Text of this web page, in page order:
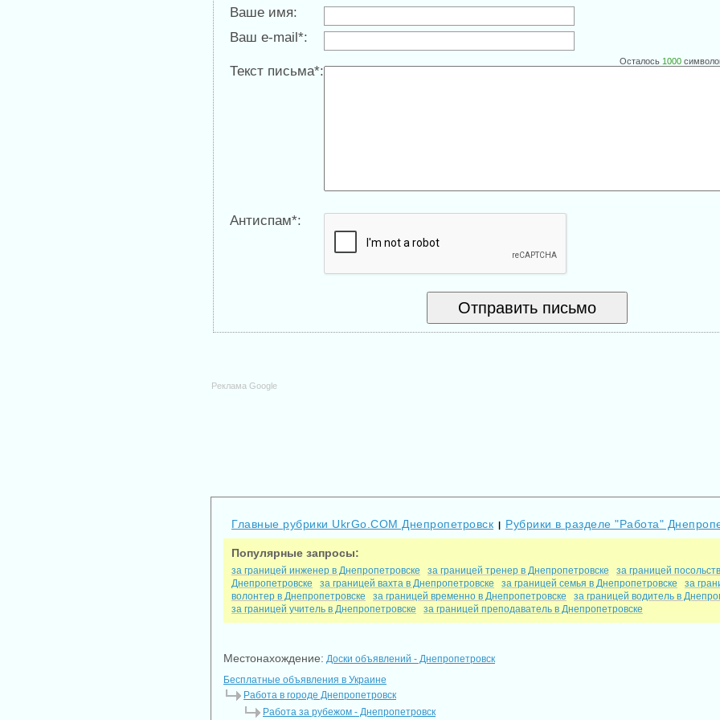
Ваше имя:
Ваш e-mail*:
Текст письма*:
Осталось 1000
Антиспам*:
Реклама Google
Главные рубрики UkrGo.COM Днепропетровск | Рубрики в разделе "Работа"
Популярные запросы:
за границей инженер в Днепропетровске за границей тренер в Днепропетровске
за границей
Днепропетровске
за границей вахта в Днепропетровске за границей семья в Днепропетровске
за
волонтер в Днепропетровске
за границей временно в Днепропетровске
за границей водитель в
за границей учитель в Днепропетровске
за границей преподаватель в Днепропетровске
Местонахождение: Доски объявлений - Днепропетровск
Бесплатные объявления в Украине
Работа в городе Днепропетровск
Работа за рубежом - Днепропетровск